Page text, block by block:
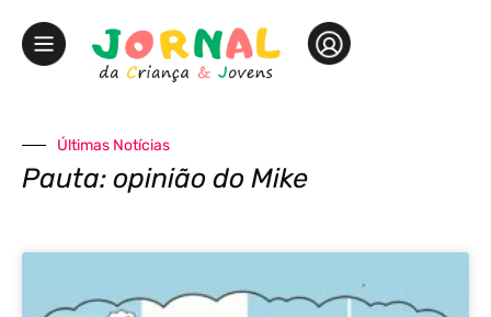
Últimas Notícias
Pauta: opinião do Mike